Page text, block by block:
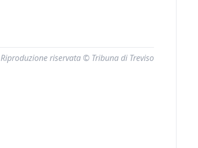
Riproduzione riservata © Tribuna di Treviso